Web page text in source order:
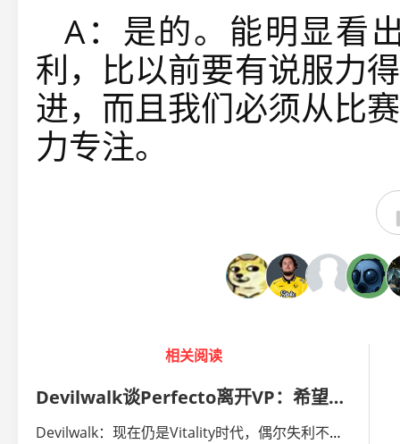
A：是的。能明显看
利，比以前要有说服力
进，而且我们必须从比
力专注。
相关阅读
Devilwalk谈Perfecto离开VP：希望他能获得证明自身实力的机会
Devilwalk：现在仍是Vitality时代，偶尔失利不代表什么